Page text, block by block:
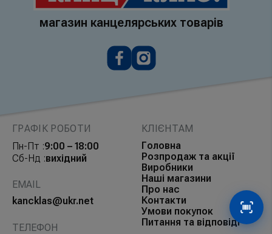
магазин канцелярських товарів
ГРАФІК РОБОТИ
Пн-Пт :9:00 – 18:00
Сб-Нд :вихідний
EMAIL
kancklas@ukr.net
ТЕЛЕФОН
КЛІЄНТАМ
Головна
Розпродаж та акції
Виробники
Наші магазини
Про нас
Контакти
Умови покупок
Питання та відповіді